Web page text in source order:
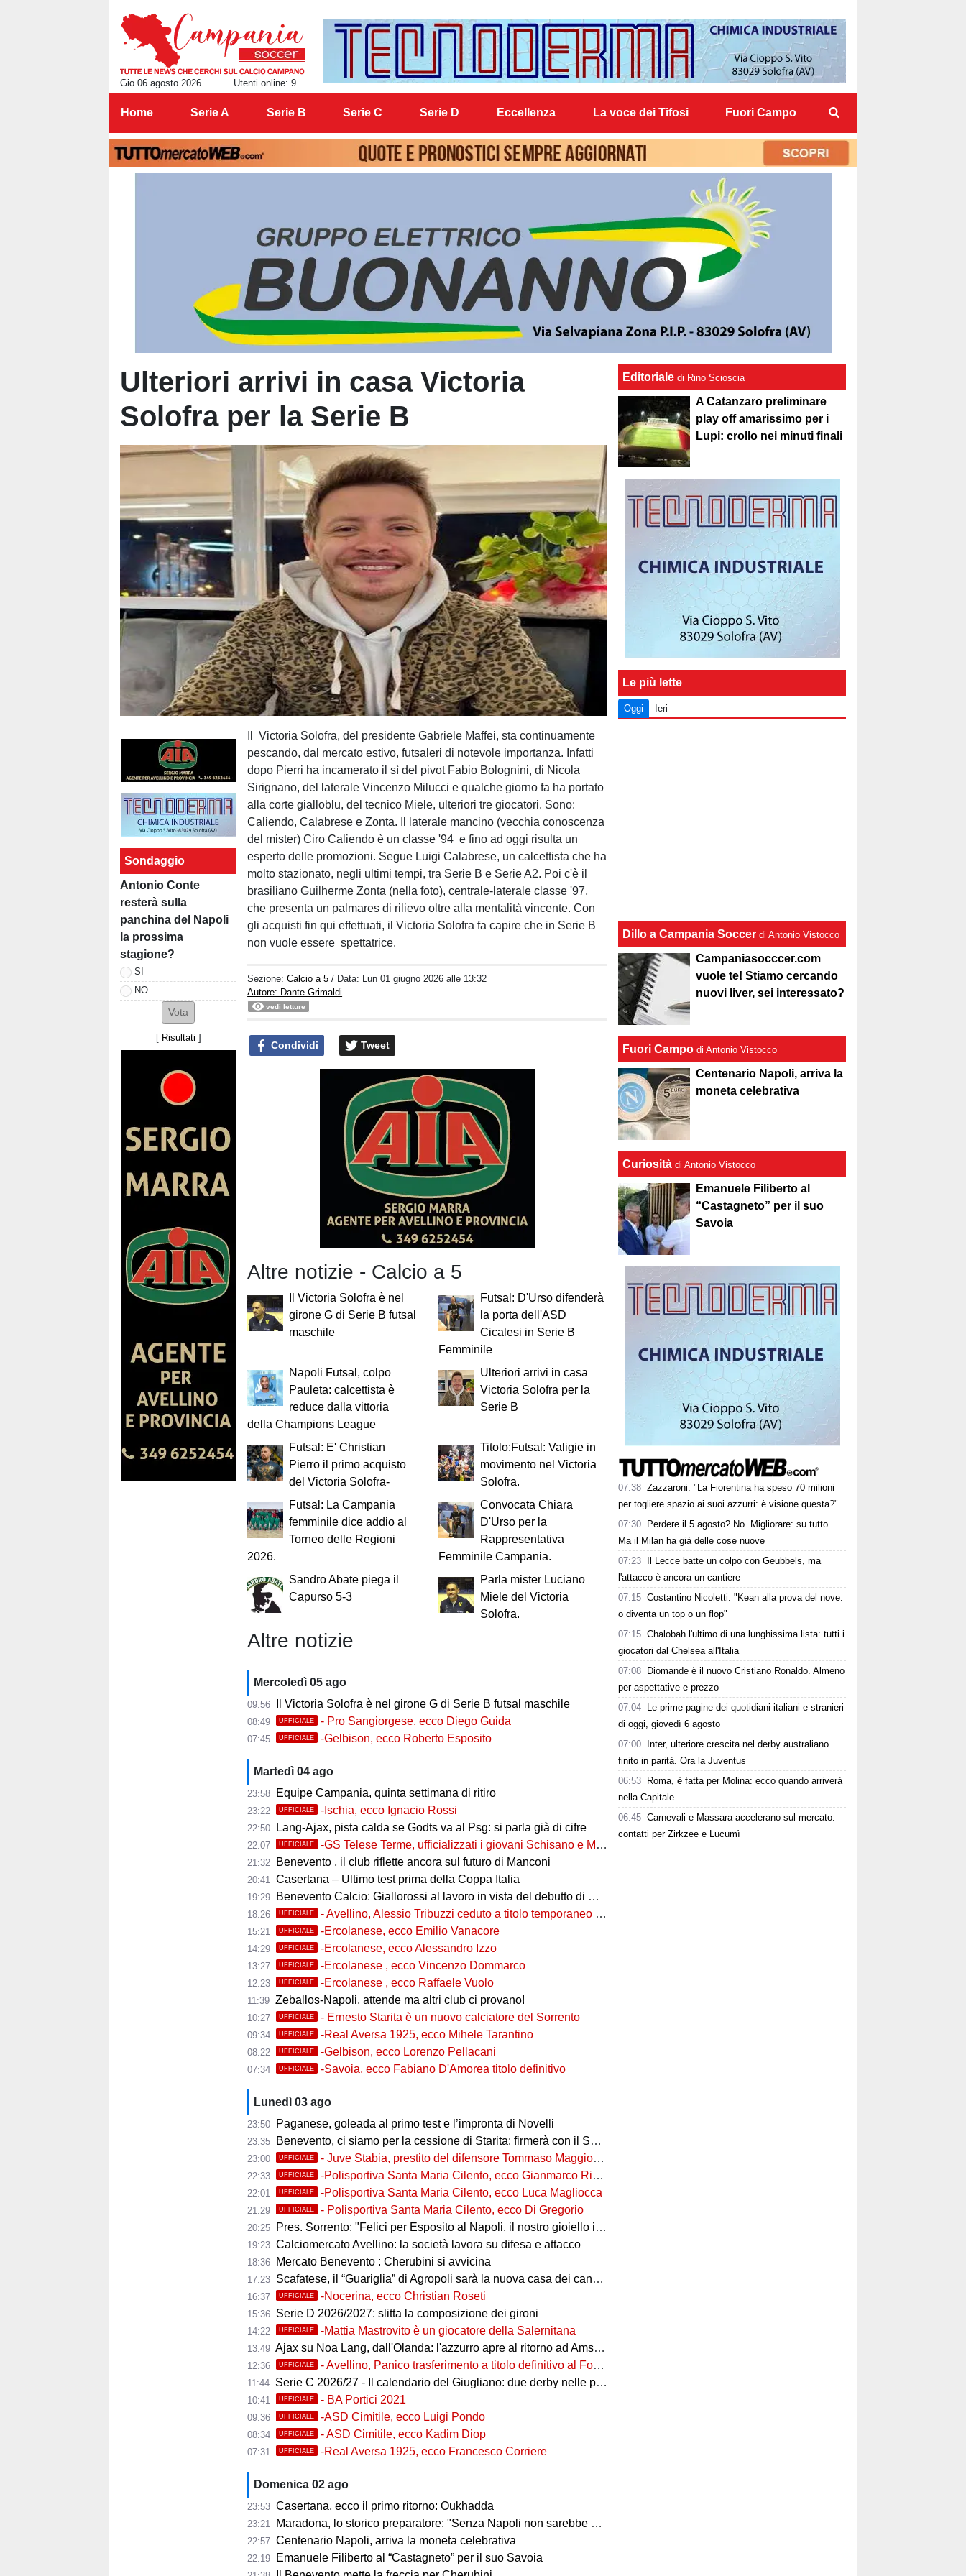
Gio 06 agosto 2026 Utenti online: 9
Home Serie A Serie B Serie C Serie D Eccellenza La voce dei Tifosi Fuori Campo
Ulteriori arrivi in casa Victoria
Solofra per la Serie B
Sondaggio
Antonio Conte
resterà sulla
panchina del Napoli
la prossima
stagione?
SI
NO
[ Risultati ]
Il Victoria Solofra, del presidente Gabriele Maffei, sta continuamente
pescando, dal mercato estivo, futsaleri di notevole importanza. Infatti
dopo Pierri ha incamerato il sì del pivot Fabio Bolognini, di Nicola
Sirignano, del laterale Vincenzo Milucci e qualche giorno fa ha portato
alla corte gialloblu, del tecnico Miele, ulteriori tre giocatori. Sono:
Caliendo, Calabrese e Zonta. Il laterale mancino (vecchia conoscenza
del mister) Ciro Caliendo è un classe '94 e fino ad oggi risulta un
esperto delle promozioni. Segue Luigi Calabrese, un calcettista che ha
molto stazionato, negli ultimi tempi, tra Serie B e Serie A2. Poi c'è il
brasiliano Guilherme Zonta (nella foto), centrale-laterale classe '97,
che presenta un palmares di rilievo oltre alla mentalità vincente. Con
gli acquisti fin qui effettuati, il Victoria Solofra fa capire che in Serie B
non vuole essere spettatrice.
Sezione:Calcio a 5 / Data: Lun 01 giugno 2026 alle 13:32
Autore: Dante Grimaldi
vedi letture
Condividi Tweet
Altre notizie - Calcio a 5
Il Victoria Solofra è nel
girone G di Serie B futsal
maschile
Futsal: D'Urso difenderà
la porta dell'ASD
Cicalesi in Serie B
Femminile
Napoli Futsal, colpo
Pauleta: calcettista è
reduce dalla vittoria
della Champions League
Ulteriori arrivi in casa
Victoria Solofra per la
Serie B
Futsal: E' Christian
Pierro il primo acquisto
del Victoria Solofra-
Titolo:Futsal: Valigie in
movimento nel Victoria
Solofra.
Futsal: La Campania
femminile dice addio al
Torneo delle Regioni
2026.
Convocata Chiara
D'Urso per la
Rappresentativa
Femminile Campania.
Sandro Abate piega il
Capurso 5-3
Parla mister Luciano
Miele del Victoria
Solofra.
Altre notizie
Mercoledì 05 ago
09:56 Il Victoria Solofra è nel girone G di Serie B futsal maschile
08:49 UFFICIALE - Pro Sangiorgese, ecco Diego Guida
07:45 UFFICIALE -Gelbison, ecco Roberto Esposito
Martedì 04 ago
23:58 Equipe Campania, quinta settimana di ritiro
23:22 UFFICIALE -Ischia, ecco Ignacio Rossi
22:50 Lang-Ajax, pista calda se Godts va al Psg: si parla già di cifre
22:07 UFFICIALE -GS Telese Terme, ufficializzati i giovani Schisano e Miretto
21:32 Benevento , il club riflette ancora sul futuro di Manconi
20:41 Casertana – Ultimo test prima della Coppa Italia
19:29 Benevento Calcio: Giallorossi al lavoro in vista del debutto di Coppa Italia
18:26 UFFICIALE - Avellino, Alessio Tribuzzi ceduto a titolo temporaneo al Bari
15:21 UFFICIALE -Ercolanese, ecco Emilio Vanacore
14:29 UFFICIALE -Ercolanese, ecco Alessandro Izzo
13:27 UFFICIALE -Ercolanese , ecco Vincenzo Dommarco
12:23 UFFICIALE -Ercolanese , ecco Raffaele Vuolo
11:39 Zeballos-Napoli, attende ma altri club ci provano!
10:27 UFFICIALE - Ernesto Starita è un nuovo calciatore del Sorrento
09:34 UFFICIALE -Real Aversa 1925, ecco Mihele Tarantino
08:22 UFFICIALE -Gelbison, ecco Lorenzo Pellacani
07:34 UFFICIALE -Savoia, ecco Fabiano D'Amorea titolo definitivo
Lunedì 03 ago
23:50 Paganese, goleada al primo test e l’impronta di Novelli
23:35 Benevento, ci siamo per la cessione di Starita: firmerà con il Sorrento in Serie C
23:00 UFFICIALE - Juve Stabia, prestito del difensore Tommaso Maggioni dal Mantova
22:33 UFFICIALE -Polisportiva Santa Maria Cilento, ecco Gianmarco Rizzo
22:01 UFFICIALE -Polisportiva Santa Maria Cilento, ecco Luca Magliocca
21:29 UFFICIALE - Polisportiva Santa Maria Cilento, ecco Di Gregorio
20:25 Pres. Sorrento: "Felici per Esposito al Napoli, il nostro gioiello in ottime mani"
19:23 Calciomercato Avellino: la società lavora su difesa e attacco
18:36 Mercato Benevento : Cherubini si avvicina
17:23 Scafatese, il “Guariglia” di Agropoli sarà la nuova casa dei canarini
16:37 UFFICIALE -Nocerina, ecco Christian Roseti
15:36 Serie D 2026/2027: slitta la composizione dei gironi
14:22 UFFICIALE -Mattia Mastrovito è un giocatore della Salernitana
13:49 Ajax su Noa Lang, dall'Olanda: l'azzurro apre al ritorno ad Amsterdam!
12:36 UFFICIALE - Avellino, Panico trasferimento a titolo definitivo al Foggia
11:44 Serie C 2026/27 - Il calendario del Giugliano: due derby nelle prime tre
10:41 UFFICIALE - BA Portici 2021
09:36 UFFICIALE -ASD Cimitile, ecco Luigi Pondo
08:34 UFFICIALE - ASD Cimitile, ecco Kadim Diop
07:31 UFFICIALE -Real Aversa 1925, ecco Francesco Corriere
Domenica 02 ago
23:53 Casertana, ecco il primo ritorno: Oukhadda
23:21 Maradona, lo storico preparatore: "Senza Napoli non sarebbe stato un mito per sempre"
22:57 Centenario Napoli, arriva la moneta celebrativa
22:19 Emanuele Filiberto al “Castagneto” per il suo Savoia
Editoriale di Rino Scioscia
A Catanzaro preliminare
play off amarissimo per i
Lupi: crollo nei minuti finali
Le più lette
Oggi Ieri
Dillo a Campania Soccer di Antonio Vistocco
Campaniasocccer.com
vuole te! Stiamo cercando
nuovi liver, sei interessato?
Fuori Campo di Antonio Vistocco
Centenario Napoli, arriva la
moneta celebrativa
Curiosità di Antonio Vistocco
Emanuele Filiberto al
“Castagneto” per il suo
Savoia
07:38 Zazzaroni: "La Fiorentina ha speso 70 milioni
per togliere spazio ai suoi azzurri: è visione questa?"
07:30
Perdere il 5 agosto? No. Migliorare: su tutto.
Ma il Milan ha già delle cose nuove
07:23
Il Lecce batte un colpo con Geubbels, ma
l'attacco è ancora un cantiere
07:15 Costantino Nicoletti: "Kean alla prova del nove:
o diventa un top o un flop"
07:15 Chalobah l'ultimo di una lunghissima lista: tutti i
giocatori dal Chelsea all'Italia
07:08
Diomande è il nuovo Cristiano Ronaldo. Almeno
per aspettative e prezzo
07:04
Le prime pagine dei quotidiani italiani e stranieri
di oggi, giovedì 6 agosto
07:00
Inter, ulteriore crescita nel derby australiano
finito in parità. Ora la Juventus
06:53
Roma, è fatta per Molina: ecco quando arriverà
nella Capitale
06:45 Carnevali e Massara accelerano sul mercato:
contatti per Zirkzee e Lucumì